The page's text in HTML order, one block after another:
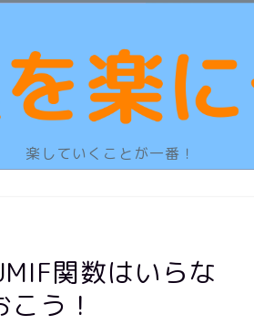
楽していくことが一番！
関数はいらな
う！